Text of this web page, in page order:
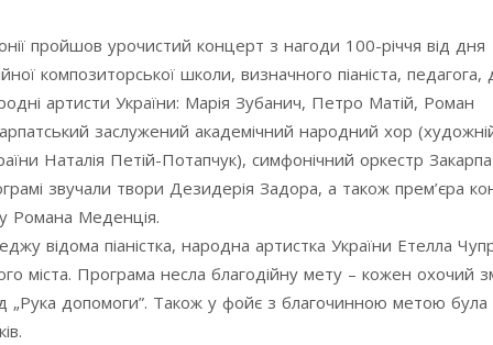
пройшов урочистий концерт з нагоди 100-річчя від дня
композиторської школи, визначного піаніста, педагога,
артисти України: Марія Зубанич, Петро Матій, Роман
заслужений академічний народний хор (художній
Наталія Петій-Потапчук), симфонічний оркестр
звучали твори Дезидерія Задора, а також прем’єра
Романа Меденція.
відома піаністка, народна артистка України Етелла
міста. Програма несла благодійну мету – кожен охочий
„Рука допомоги”. Також у фойє з благочинною метою була